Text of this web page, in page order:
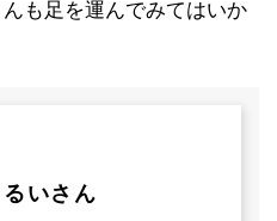
も足を運んでみてはいか
るいさん